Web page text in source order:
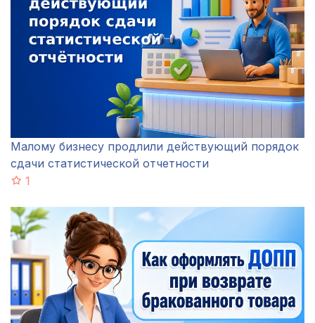
Малому бизнесу продлили действующий порядок
сдачи статистической отчетности
1